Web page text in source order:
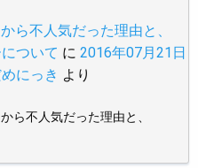
ら不人気だった理由と、
ついて に 2016年07月21日
にっき より
ら不人気だった理由と、